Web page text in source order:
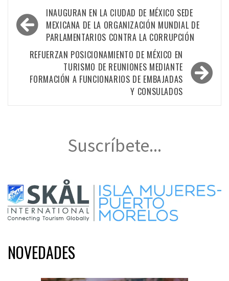
Navegación
de
entradas
INAUGURAN EN LA CIUDAD DE MÉXICO SEDE
MEXICANA DE LA ORGANIZACIÓN MUNDIAL DE
PARLAMENTARIOS CONTRA LA CORRUPCIÓN
REFUERZAN POSICIONAMIENTO DE MÉXICO EN
TURISMO DE REUNIONES MEDIANTE
FORMACIÓN A FUNCIONARIOS DE EMBAJADAS
Y CONSULADOS
Suscríbete...
NOVEDADES